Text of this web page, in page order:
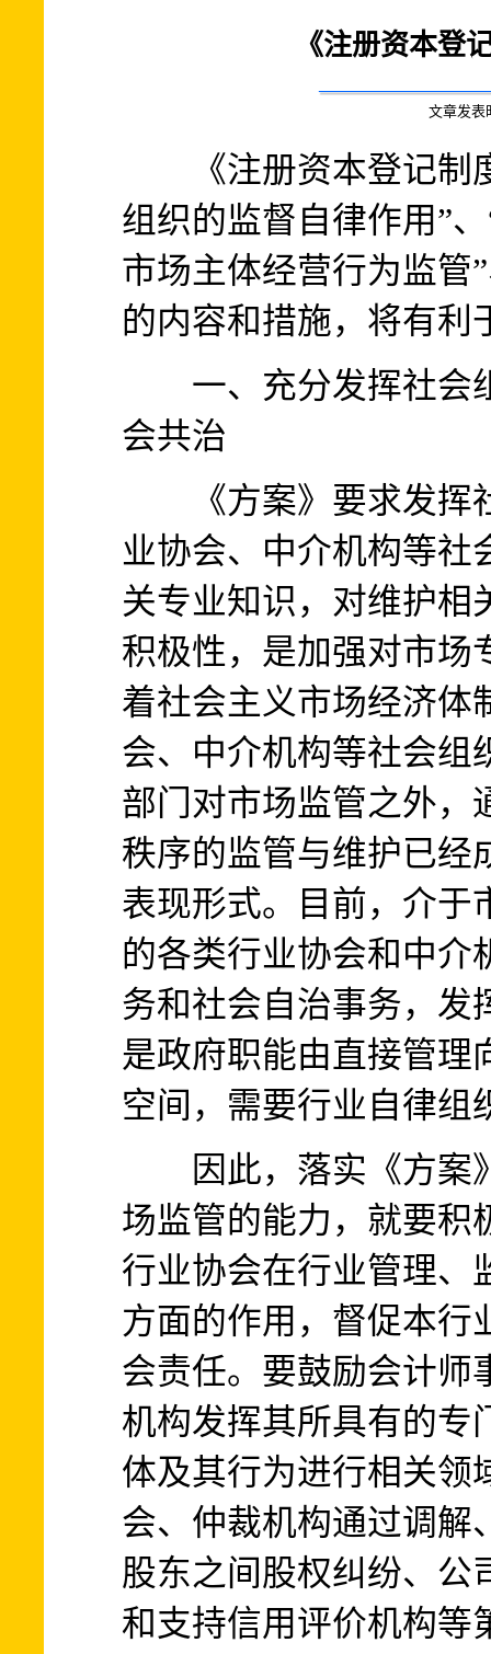
《注册资本登
文章发表
《注册资本登记制度
组织的监督自律作用”
市场主体经营行为监管
的内容和措施，将有利
一、充分发挥社会
会共治
《方案》要求发挥
业协会、中介机构等社
关专业知识，对维护相
积极性，是加强对市场
着社会主义市场经济体
会、中介机构等社会组
部门对市场监管之外，
秩序的监管与维护已经
表现形式。目前，介于
的各类行业协会和中介
务和社会自治事务，发
是政府职能由直接管理
空间，需要行业自律
因此，落实《方案
场监管的能力，就要积
行业协会在行业管理、
方面的作用，督促本行
会责任。要鼓励会计师
机构发挥其所具有的专
体及其行为进行相关领
会、仲裁机构通过调解
股东之间股权纠纷、公
和支持信用评价机构等